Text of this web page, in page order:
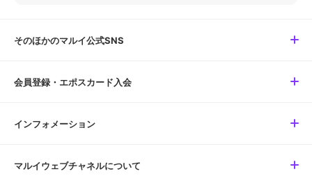
そのほかのマルイ公式SNS
会員登録・エポスカード入会
インフォメーション
マルイウェブチャネルについて